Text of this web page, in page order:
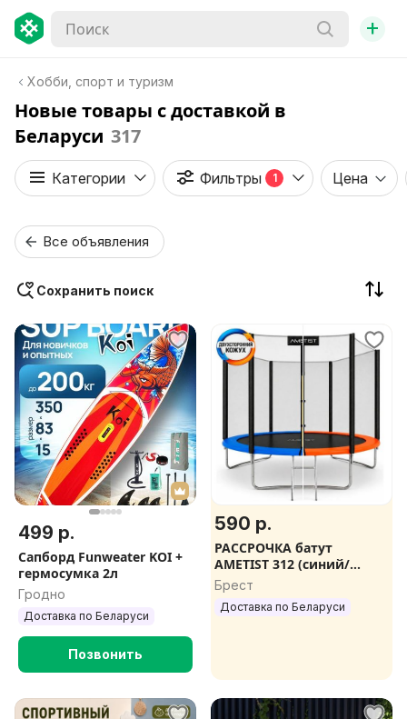
+
Хобби, спорт и туризм
Новые товары с доставкой в
Беларуси 317
Категории Фильтры 1 Цена
Все объявления
Сохранить поиск
499 р.
Сапборд Funweater KOI +
гермосумка 2л
Гродно
Доставка по Беларуси
Позвонить
590 р.
РАССРОЧКА батут
AMETIST 312 (синий/
оранжевый)
Брест
Доставка по Беларуси